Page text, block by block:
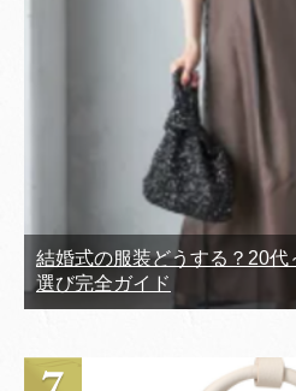
結婚式の服装どうする？20
選び完全ガイド